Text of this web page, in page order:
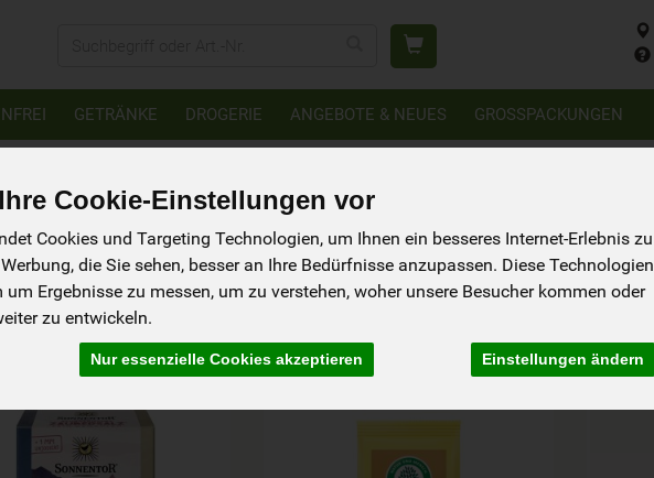
Cookie-Einstellungen vor
Cookies und Targeting Technologien, um Ihnen ein besseres Internet-Erlebnis zu
die Sie sehen, besser an Ihre Bedürfnisse anzupassen. Diese Technologien
Ergebnisse zu messen, um zu verstehen, woher unsere Besucher kommen oder
zu entwickeln.
Nur essenzielle Cookies akzeptieren Einstellungen ändern
GETRÄNKE DROGERIE ANGEBOTE & NEUES GROSSPACKUNGEN
27 von 6184
Ernährung